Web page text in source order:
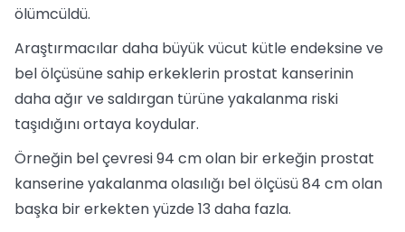
ölümcüldü.
Araştırmacılar daha büyük vücut kütle endeksine ve
bel ölçüsüne sahip erkeklerin prostat kanserinin
daha ağır ve saldırgan türüne yakalanma riski
taşıdığını ortaya koydular.
Örneğin bel çevresi 94 cm olan bir erkeğin prostat
kanserine yakalanma olasılığı bel ölçüsü 84 cm olan
başka bir erkekten yüzde 13 daha fazla.